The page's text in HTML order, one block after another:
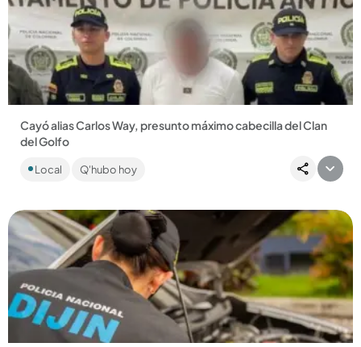
Compartir Noticia
Cayó alias Carlos Way, presunto máximo cabecilla del Clan
del Golfo
momento de su arresto y deberá responder por los delitos
Local Q'hubo hoy
Compartir Noticia